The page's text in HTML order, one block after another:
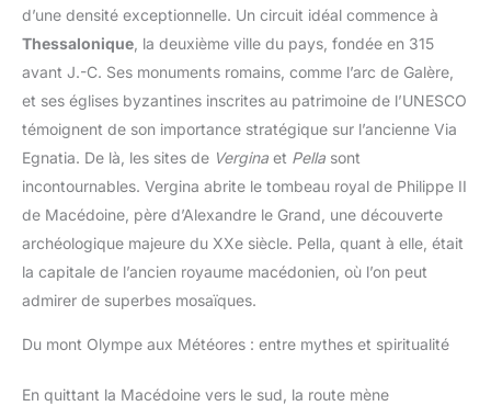
d’une densité exceptionnelle. Un circuit idéal commence à
Thessalonique , la deuxième ville du pays, fondée en 315
avant J.-C. Ses monuments romains, comme l’arc de Galère,
et ses églises byzantines inscrites au patrimoine de l’UNESCO
témoignent de son importance stratégique sur l’ancienne Via
Egnatia. De là, les sites de Vergina et Pella sont
incontournables. Vergina abrite le tombeau royal de Philippe II
de Macédoine, père d’Alexandre le Grand, une découverte
archéologique majeure du XXe siècle. Pella, quant à elle, était
la capitale de l’ancien royaume macédonien, où l’on peut
admirer de superbes mosaïques.
Du mont Olympe aux Météores : entre mythes et spiritualité
En quittant la Macédoine vers le sud, la route mène